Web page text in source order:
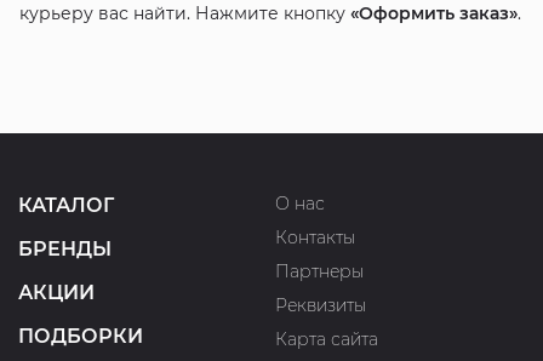
курьеру вас найти. Нажмите кнопку «Оформить заказ».
КАТАЛОГ
БРЕНДЫ
АКЦИИ
ПОДБОРКИ
О нас
Контакты
Партнеры
Реквизиты
Карта сайта